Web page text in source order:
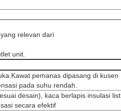
relevan dari
unit.
pemanas dipasang di kusen
pada suhu rendah.
desain), kaca berlapis insulasi
secara efektif